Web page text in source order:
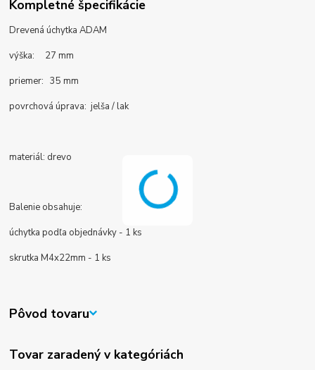
Kompletné špecifikácie
Drevená úchytka ADAM
výška: 27 mm
priemer: 35 mm
povrchová úprava: jelša / lak
materiál: drevo
Balenie obsahuje:
úchytka podľa objednávky - 1 ks
skrutka M4x22mm - 1 ks
Pôvod tovaru
Tovar zaradený v kategóriách